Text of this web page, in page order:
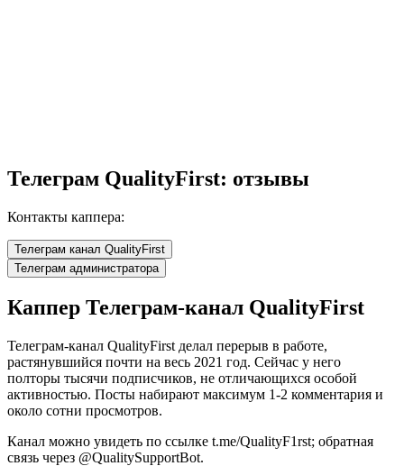
Телеграм QualityFirst: отзывы
Контакты каппера:
Телеграм канал QualityFirst
Телеграм администратора
Каппер Телеграм-канал QualityFirst
Телеграм-канал QualityFirst делал перерыв в работе,
растянувшийся почти на весь 2021 год. Сейчас у него
полторы тысячи подписчиков, не отличающихся особой
активностью. Посты набирают максимум 1-2 комментария и
около сотни просмотров.
Канал можно увидеть по ссылке t.me/QualityF1rst; обратная
связь через @QualitySupportBot.